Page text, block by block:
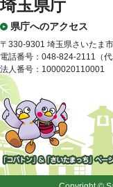
埼玉県庁
県庁へのアクセス
〒330-9301 埼玉県さいたま
電話番号：048-824-2111（代
法人番号：1000020110001
「コバトン」&「さいた